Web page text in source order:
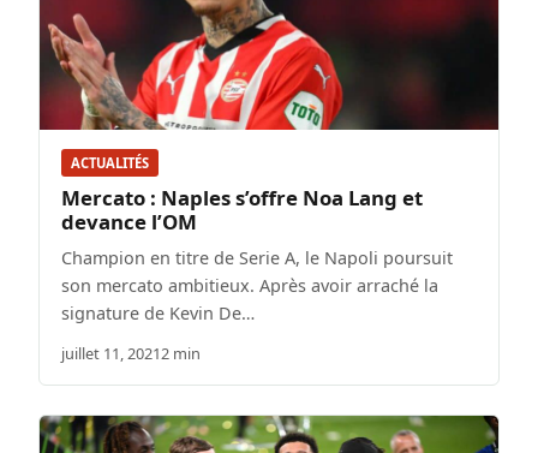
ACTUALITÉS
Mercato : Naples s’offre Noa Lang et
devance l’OM
Champion en titre de Serie A, le Napoli poursuit
son mercato ambitieux. Après avoir arraché la
signature de Kevin De…
juillet 11, 20212 min